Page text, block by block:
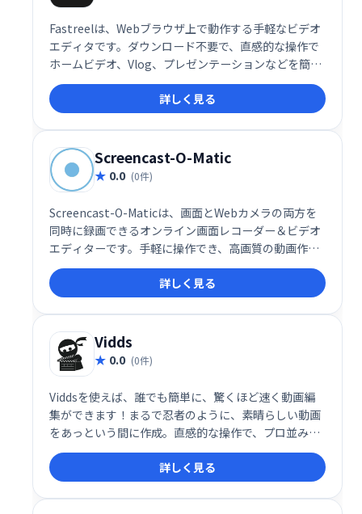
Fastreelは、Webブラウザ上で動作する手軽なビデオ
エディタです。ダウンロード不要で、直感的な操作で
ホームビデオ、Vlog、プレゼンテーションなどを簡単
に作成できます。学校や職場での利用に最適なツール
として、素早く高品質な動画編集を実現します。複雑
な操作は不要で、初心者でも簡単に利用可能です。
詳しく見る
Screencast-O-Matic
0.0 (0件)
Screencast-O-Maticは、画面とWebカメラの両方を
同時に録画できるオンライン画面レコーダー＆ビデオ
エディターです。手軽に操作でき、高画質の動画作成
をサポート。オンライン学習、プレゼンテーション、
チュートリアル動画制作などに最適です。
詳しく見る
Vidds
0.0 (0件)
Viddsを使えば、誰でも簡単に、驚くほど速く動画編
集ができます！まるで忍者のように、素晴らしい動画
をあっという間に作成。直感的な操作で、プロ並みの
仕上がりを実現しましょう！ Viddsで、動画編集の概
念を覆しましょう！
詳しく見る